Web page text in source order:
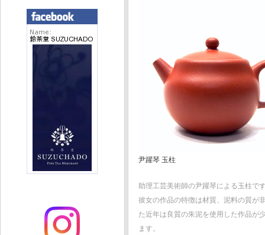
尹躍琴 玉柱
助理工芸美術師の尹躍琴による玉柱で
彼女の作品の特徴は材質、泥料の質が
た近年は良質の朱泥を使用した作品が
ます。